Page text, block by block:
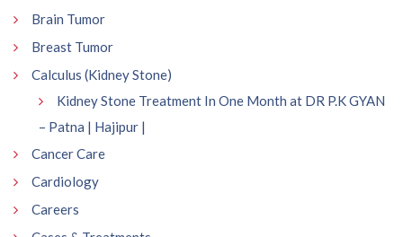
Brain Tumor
Breast Tumor
Calculus (Kidney Stone)
Kidney Stone Treatment In One Month at DR P.K GYAN
– Patna | Hajipur |
Cancer Care
Cardiology
Careers